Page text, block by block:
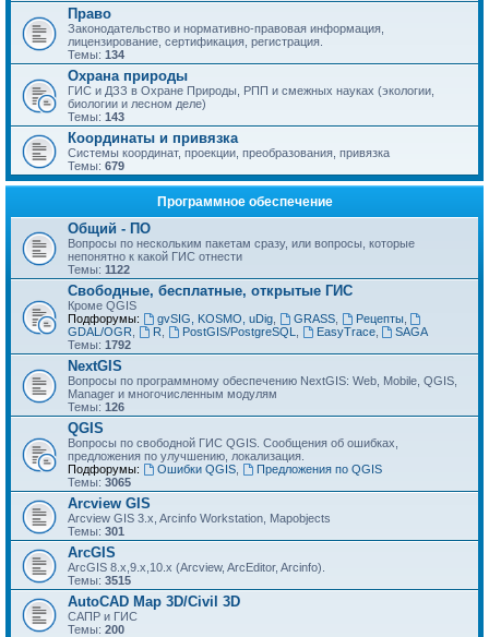
Право
Законодательство и нормативно-правовая информация,
лицензирование, сертификация, регистрация.
Темы: 134
Охрана природы
ГИС и ДЗЗ в Охране Природы, РПП и смежных науках (экологии,
биологии и лесном деле)
Темы: 143
Координаты и привязка
Системы координат, проекции, преобразования, привязка
Темы: 679
Программное обеспечение
Общий - ПО
Вопросы по нескольким пакетам сразу, или вопросы, которые
непонятно к какой ГИС отнести
Темы: 1122
Свободные, бесплатные, открытые ГИС
Кроме QGIS
Подфорумы:
gvSIG, KOSMO, uDig, GRASS, Рецепты,
GDAL/OGR
R PostGIS/PostgreSQL EasyTrace,
SAGA
Темы: 1792
NextGIS
Вопросы по программному обеспечению NextGIS: Web, Mobile, QGIS,
Manager и многочисленным модулям
Темы: 126
QGIS
Вопросы по свободной ГИС QGIS. Сообщения об ошибках,
предложения по улучшению, локализация.
Подфорумы:
Ошибки QGIS,
Предложения по QGIS
Темы: 3065
Arcview GIS
Arcview GIS 3.x, Arcinfo Workstation, Mapobjects
Темы: 301
ArcGIS
ArcGIS 8.x,9.x,10.x (Arcview, ArcEditor, Arcinfo).
Темы: 3515
AutoCAD Map 3D/Civil 3D
САПР и ГИС
Темы: 200